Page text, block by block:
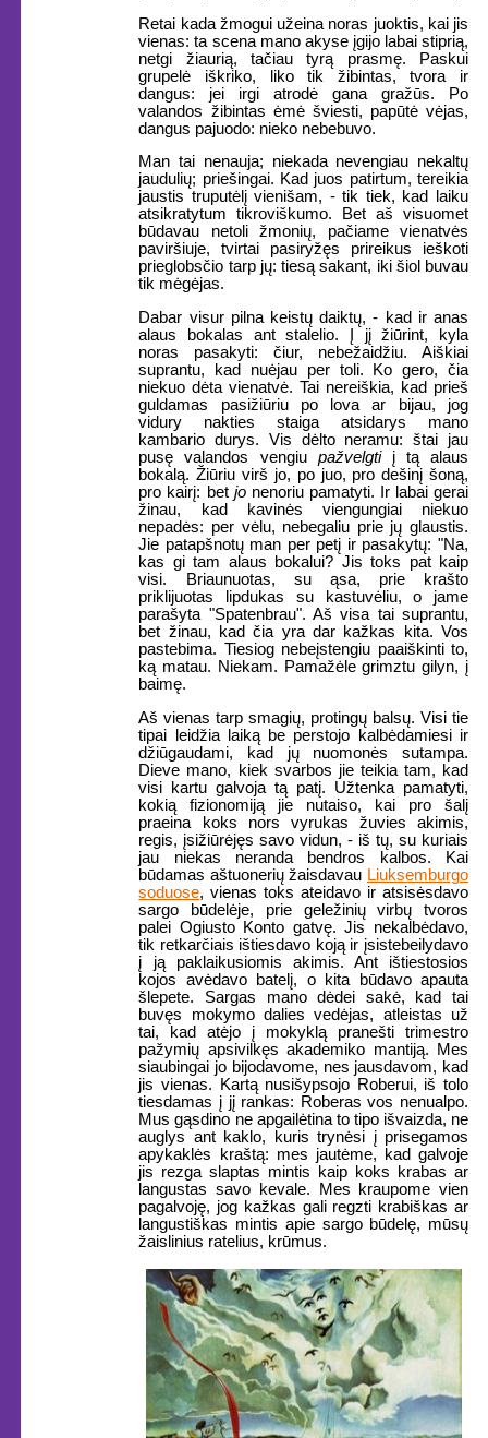
Retai kada žmogui užeina noras juoktis, kai jis
vienas: ta scena mano akyse įgijo labai stiprią,
netgi žiaurią, tačiau tyrą prasmę. Paskui
grupelė iškriko, liko tik žibintas, tvora ir
dangus: jei irgi atrodė gana gražūs. Po
valandos žibintas ėmė šviesti, papūtė vėjas,
dangus pajuodo: nieko nebebuvo.
Man tai nenauja; niekada nevengiau nekaltų
jaudulių; priešingai. Kad juos patirtum, tereikia
jaustis truputėlį vienišam, - tik tiek, kad laiku
atsikratytum tikroviškumo. Bet aš visuomet
būdavau netoli žmonių, pačiame vienatvės
paviršiuje, tvirtai pasiryžęs prireikus ieškoti
prieglobsčio tarp jų: tiesą sakant, iki šiol buvau
tik mėgėjas.
Dabar visur pilna keistų daiktų, - kad ir anas
alaus bokalas ant stalelio. Į jį žiūrint, kyla
noras pasakyti: čiur, nebežaidžiu. Aiškiai
suprantu, kad nuėjau per toli. Ko gero, čia
niekuo dėta vienatvė. Tai nereiškia, kad prieš
guldamas pasižiūriu po lova ar bijau, jog
vidury nakties staiga atsidarys mano
kambario durys. Vis dėlto neramu: štai jau
pusę valandos vengiu pažvelgtiį tą alaus
bokalą. Žiūriu virš jo, po juo, pro dešinį šoną,
pro kairį: bet jonenoriu pamatyti. Ir labai gerai
žinau, kad kavinės viengungiai niekuo
nepadės: per vėlu, nebegaliu prie jų glaustis.
Jie patapšnotų man per petį ir pasakytų: "Na,
kas gi tam alaus bokalui? Jis toks pat kaip
visi. Briaunuotas, su ąsa, prie krašto
priklijuotas lipdukas su kastuvėliu, o jame
parašyta "Spatenbrau". Aš visa tai suprantu,
bet žinau, kad čia yra dar kažkas kita. Vos
pastebima. Tiesiog nebeįstengiu paaiškinti to,
ką matau. Niekam. Pamažėle grimztu gilyn, į
baimę.
Aš vienas tarp smagių, protingų balsų. Visi tie
tipai leidžia laiką be perstojo kalbėdamiesi ir
džiūgaudami, kad jų nuomonės sutampa.
Dieve mano, kiek svarbos jie teikia tam, kad
visi kartu galvoja tą patį. Užtenka pamatyti,
kokią fizionomiją jie nutaiso, kai pro šalį
praeina koks nors vyrukas žuvies akimis,
regis, įsižiūrėjęs savo vidun, - iš tų, su kuriais
jau niekas neranda bendros kalbos. Kai
būdamas aštuonerių žaisdavau Liuksemburgo
soduose, vienas toks ateidavo ir atsisėsdavo
sargo būdelėje, prie geležinių virbų tvoros
palei Ogiusto Konto gatvę. Jis nekalbėdavo,
tik retkarčiais ištiesdavo koją ir įsistebeilydavo
į ją paklaikusiomis akimis. Ant ištiestosios
kojos avėdavo batelį, o kita būdavo apauta
šlepete. Sargas mano dėdei sakė, kad tai
buvęs mokymo dalies vedėjas, atleistas už
tai, kad atėjo į mokyklą pranešti trimestro
pažymių apsivilkęs akademiko mantiją. Mes
siaubingai jo bijodavome, nes jausdavom, kad
jis vienas. Kartą nusišypsojo Roberui, iš tolo
tiesdamas į jį rankas: Roberas vos nenualpo.
Mus gąsdino ne apgailėtina to tipo išvaizda, ne
auglys ant kaklo, kuris trynėsi į prisegamos
apykaklės kraštą: mes jautėme, kad galvoje
jis rezga slaptas mintis kaip koks krabas ar
langustas savo kevale. Mes kraupome vien
pagalvoję, jog kažkas gali regzti krabiškas ar
langustiškas mintis apie sargo būdelę, mūsų
žaislinius ratelius, krūmus.